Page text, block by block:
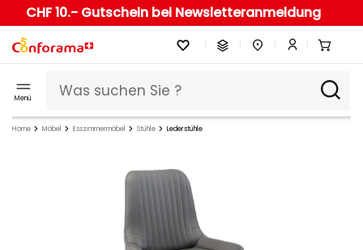
CHF 10.- Gutschein bei Newsletteranmeldung
Menü
Home Möbel Esszimmermöbel Stühle Lederstühle